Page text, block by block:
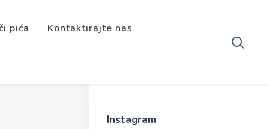
pića Kontaktirajte nas
Instagram